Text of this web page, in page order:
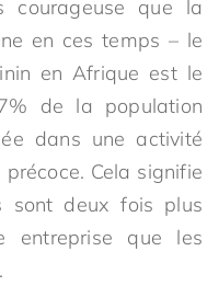
que la
en ces temps – le
en Afrique est le
de la population
dans une activité
Cela signifie
sont deux fois plus
entreprise que les